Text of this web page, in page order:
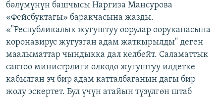
бөлүмүнүн башчысы Наргиза Мансурова
«Фейсбуктагы» баракчасына жазды.
«"Республикалык жугуштуу оорулар ооруканасына
коронавирус жугузган адам жаткырылды" деген
маалыматтар чындыкка дал келбейт. Саламаттык
сактоо министрлиги өлкөдө жугуштуу илдетке
кабылган эч бир адам катталбаганын дагы бир
жолу эскертет. Бул үчүн атайын түзүлгөн штаб